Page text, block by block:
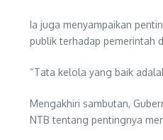
Ia juga menyampaikan
publik terhadap pemerintah
“Tata kelola yang baik
Mengakhiri sambutan,
NTB tentang pentingnya